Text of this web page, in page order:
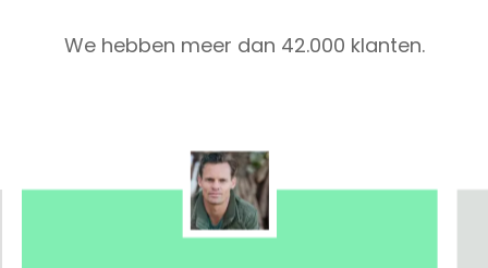
We hebben meer dan 42.000 klanten.